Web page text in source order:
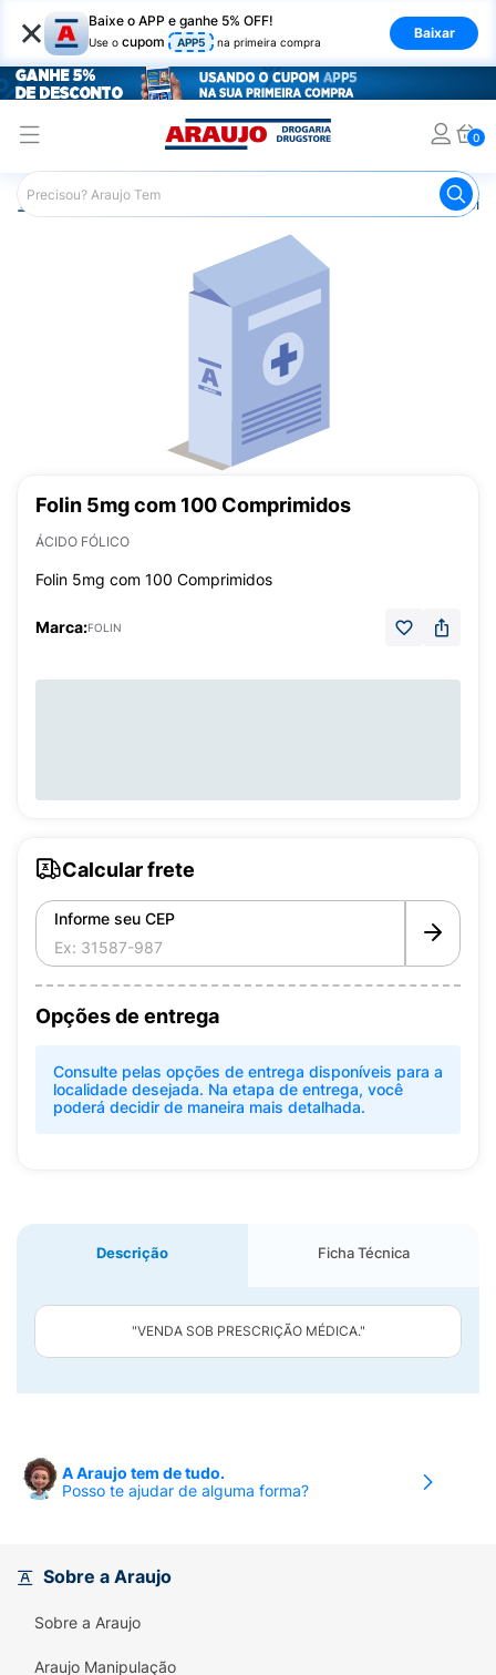
× Baixe o APP e ganhe 5% OFF!
Use o cupom APP5 na primeira compra
Baixar
0
Araujo Saúde e Bem Estar
Folin 5mg com 100 Comprimidos
ÁCIDO FÓLICO
Folin 5mg com 100 Comprimidos
Marca:FOLIN
Calcular frete
Informe seu CEP
Opções de entrega
Consulte pelas opções de entrega disponíveis para a
localidade desejada. Na etapa de entrega, você
poderá decidir de maneira mais detalhada.
Descrição Ficha Técnica
"VENDA SOB PRESCRIÇÃO MÉDICA."
A Araujo tem de tudo.
Posso te ajudar de alguma forma?
Sobre a Araujo
Sobre a Araujo
Araujo Manipulação